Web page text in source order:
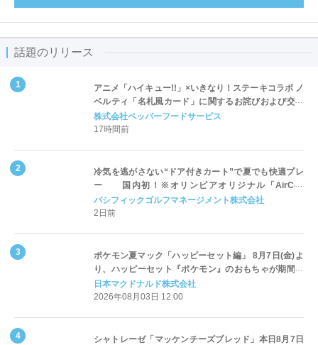
話題のリリース
アニメ「ハイキュー!!」×いきなり！ステーキコラボ ノ
ベルティ「名札風カード」に関するお詫びおよび交換
対応についてのご案内
株式会社ペッパーフードサービス
17時間前
冷気を逃がさない“ドア付きカート”で夏でも快適プレ
ー 国内初！※オリンピアオリジナル「AirCon
Cart（エアコンカート）」導入 | ＰＧＭ
パシフィックゴルフマネージメント株式会社
2日前
ポケモン夏マック「ハッピーセット編」 8月7日(金)よ
り、ハッピーセット『ポケモン』のおもちゃが期間限
定登場
日本マクドナルド株式会社
2026年08月03日 12:00
シャトレーゼ「マッケンチーズブレッド」本日8月7日